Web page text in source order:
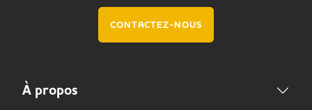
CONTACTEZ-NOUS
À propos